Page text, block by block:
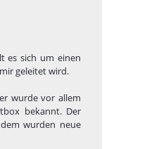
es sich um einen
geleitet wird.
wurde vor allem
bekannt. Der
wurden neue